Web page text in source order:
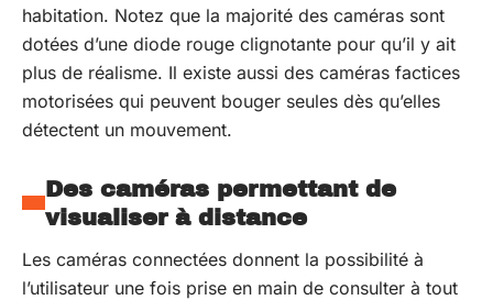
habitation. Notez que la majorité des caméras sont
dotées d’une diode rouge clignotante pour qu’il y ait
plus de réalisme. Il existe aussi des caméras factices
motorisées qui peuvent bouger seules dès qu’elles
détectent un mouvement.
Des caméras permettant de
visualiser à distance
Les caméras connectées donnent la possibilité à
l’utilisateur une fois prise en main de consulter à tout